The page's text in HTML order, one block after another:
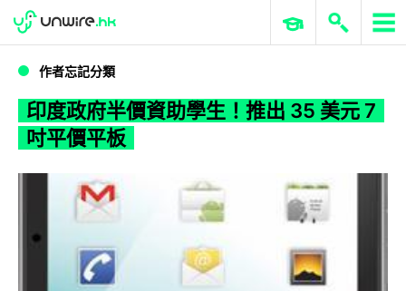
WWDC 2026 ERP 與商業 AI
作者忘記分類
印度政府半價資助學生！推出 35 美元 7
吋平價平板